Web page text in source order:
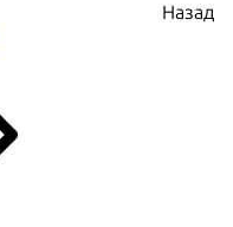
Назад